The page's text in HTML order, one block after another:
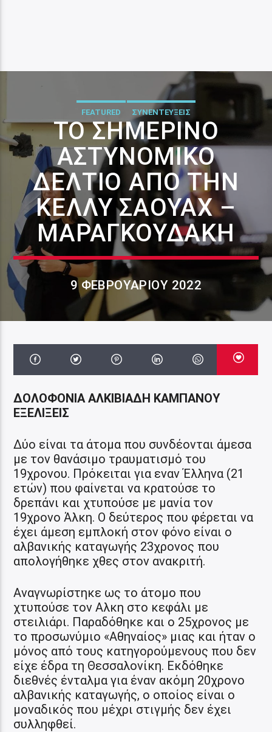
FEATURED ΣΥΝΕΝΤΕΥΞΕΙΣ
ΤΟ ΣΗΜΕΡΙΝΌ
ΑΣΤΥΝΟΜΙΚΌ
ΔΕΛΤΊΟ ΑΠΌ ΤΗΝ
ΚΈΛΛΥ ΣΑΟΥΆΧ –
ΜΑΡΑΓΚΟΥΔΆΚΗ
9 ΦΕΒΡΟΥΑΡΊΟΥ 2022
ΔΟΛΟΦΟΝΙΑ ΑΛΚΙΒΙΑΔΗ ΚΑΜΠΑΝΟΥ
ΕΞΕΛΙΞΕΙΣ
Δύο είναι τα άτομα που συνδέονται άμεσα
με τον θανάσιμο τραυματισμό του
19χρονου. Πρόκειται για εναν Έλληνα (21
ετών) που φαίνεται να κρατούσε το
δρεπάνι και χτυπούσε με μανία τον
19χρονο Άλκη. Ο δεύτερος που φέρεται να
έχει άμεση εμπλοκή στον φόνο είναι ο
αλβανικής καταγωγής 23χρονος που
απολογήθηκε χθες στον ανακριτή.
Αναγνωρίστηκε ως το άτομο που
χτυπούσε τον Αλκη στο κεφάλι με
στειλιάρι. Παραδόθηκε και ο 25χρονος με
το προσωνύμιο «Αθηναίος» μιας και ήταν ο
μόνος από τους κατηγορούμενους που δεν
είχε έδρα τη Θεσσαλονίκη. Εκδόθηκε
διεθνές ένταλμα για έναν ακόμη 20χρονο
αλβανικής καταγωγής, ο οποίος είναι ο
μοναδικός που μέχρι στιγμής δεν έχει
συλληφθεί.